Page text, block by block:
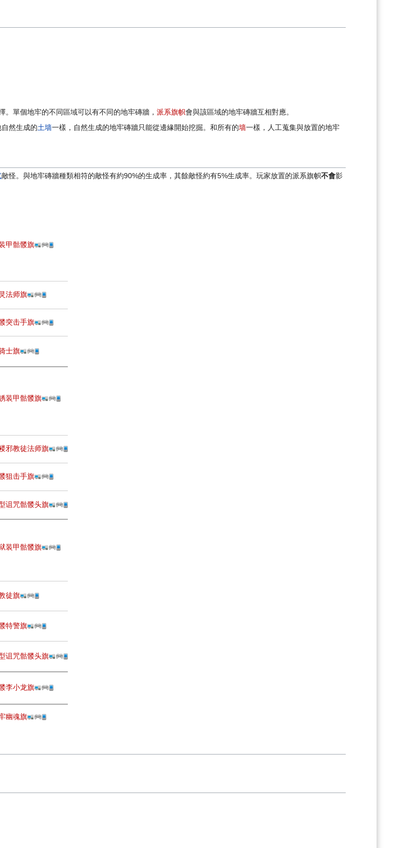
單個地牢的不同區域可以有不同的地牢磚牆， 派系旗帜會與該區域的地牢磚牆互相對應。
然生成的土墙一樣，自然生成的地牢磚牆只能從邊緣開始挖掘。和所有的墙一樣，人工蒐集與放置的地牢
敵怪。與地牢磚牆種類相符的敵怪有約90%的生成率，其餘敵怪約有5%生成率。玩家放置的派系旗帜不會影
甲骷髅旗
法师旗
突击手旗
士旗
装甲骷髅旗
邪教徒法师旗
狙击手旗
诅咒骷髅头旗
装甲骷髅旗
徒旗
特警旗
诅咒骷髅头旗
李小龙旗
幽魂旗